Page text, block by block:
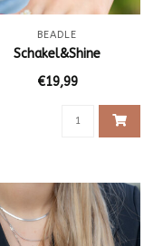
BEADLE
Schakel&Shine
€19,99